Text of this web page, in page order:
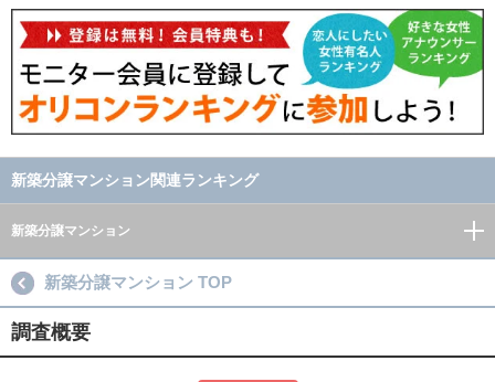
新築分譲マンション関連ランキング
新築分譲マンション
新築分譲マンション TOP
調査概要